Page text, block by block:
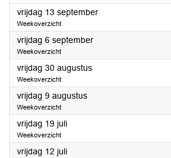
vrijdag 13 september2024
Weekoverzicht
vrijdag 6 september2024
Weekoverzicht
vrijdag 30 augustus2024
Weekoverzicht
vrijdag 9 augustus2024
Weekoverzicht
vrijdag 19 juli2024
Weekoverzicht
vrijdag 12 juli2024